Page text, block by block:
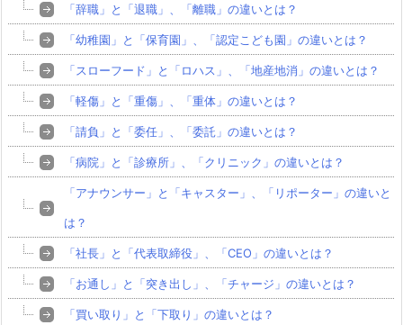
「辞職」と「退職」、「離職」の違いとは？
「幼稚園」と「保育園」、「認定こども園」の違いとは？
「スローフード」と「ロハス」、「地産地消」の違いとは？
「軽傷」と「重傷」、「重体」の違いとは？
「請負」と「委任」、「委託」の違いとは？
「病院」と「診療所」、「クリニック」の違いとは？
「アナウンサー」と「キャスター」、「リポーター」の違いと
は？
「社長」と「代表取締役」、「CEO」の違いとは？
「お通し」と「突き出し」、「チャージ」の違いとは？
「買い取り」と「下取り」の違いとは？